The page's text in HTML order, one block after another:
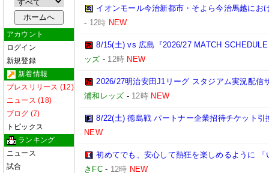
アカウント
ログイン
新規登録
新着情報
プレスリリース (12)
ニュース (18)
ブログ (7)
トピックス
ランキング
ニュース
試合
イオンモール今治新都市・そよら今治馬越にお
- 12時 NEW
8/15(土) vs 広島『2026/27 MATCH
ッズ - 12時 NEW
2026/27明治安田J1リーグ スタジアム実況配信
浦和レッズ - 12時 NEW
8/22(土) 徳島戦 パートナー企業招待チケット引
NEW
初めてでも、安心して熱狂を楽しめるように
きFC- 12時 NEW